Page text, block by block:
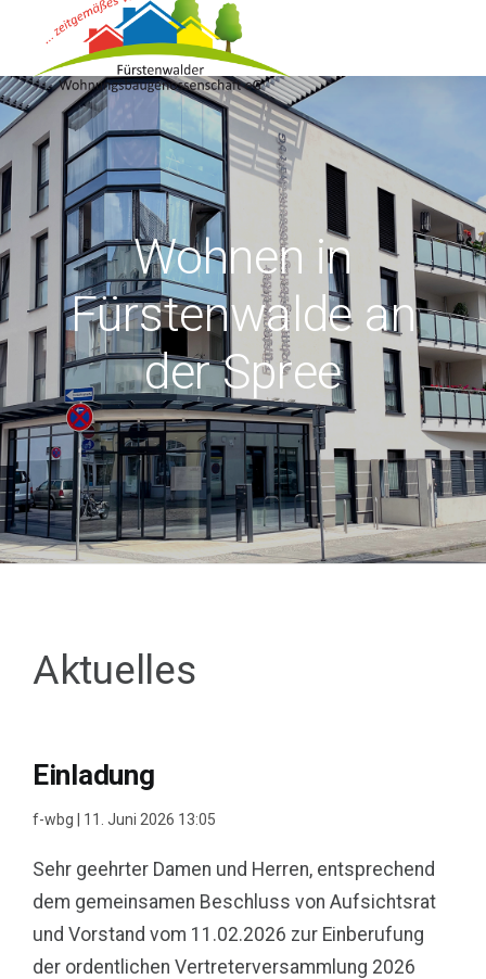
Wohnen in
Fürstenwalde an
der Spree
Aktuelles
Einladung
f-wbg 11. Juni 2026 13:05
Sehr geehrter Damen und Herren, entsprechend
dem gemeinsamen Beschluss von Aufsichtsrat
und Vorstand vom 11.02.2026 zur Einberufung
der ordentlichen Vertreterversammlung 2026